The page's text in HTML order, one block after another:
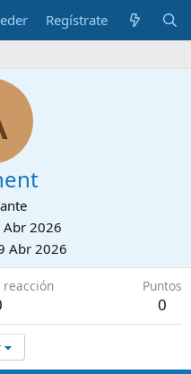
Regístrate
Abr 2026
Abr 2026
reacción Puntos
0